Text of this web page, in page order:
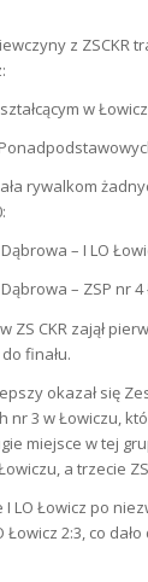
z ZSCKR
w
rywalkom
– I LO
– ZSP nr 4
ZS CKR zajął
finału.
okazał się
nr 3 w Łowiczu,
miejsce w tej
a trzecie
I LO Łowicz po
Łowicz 2:3, co